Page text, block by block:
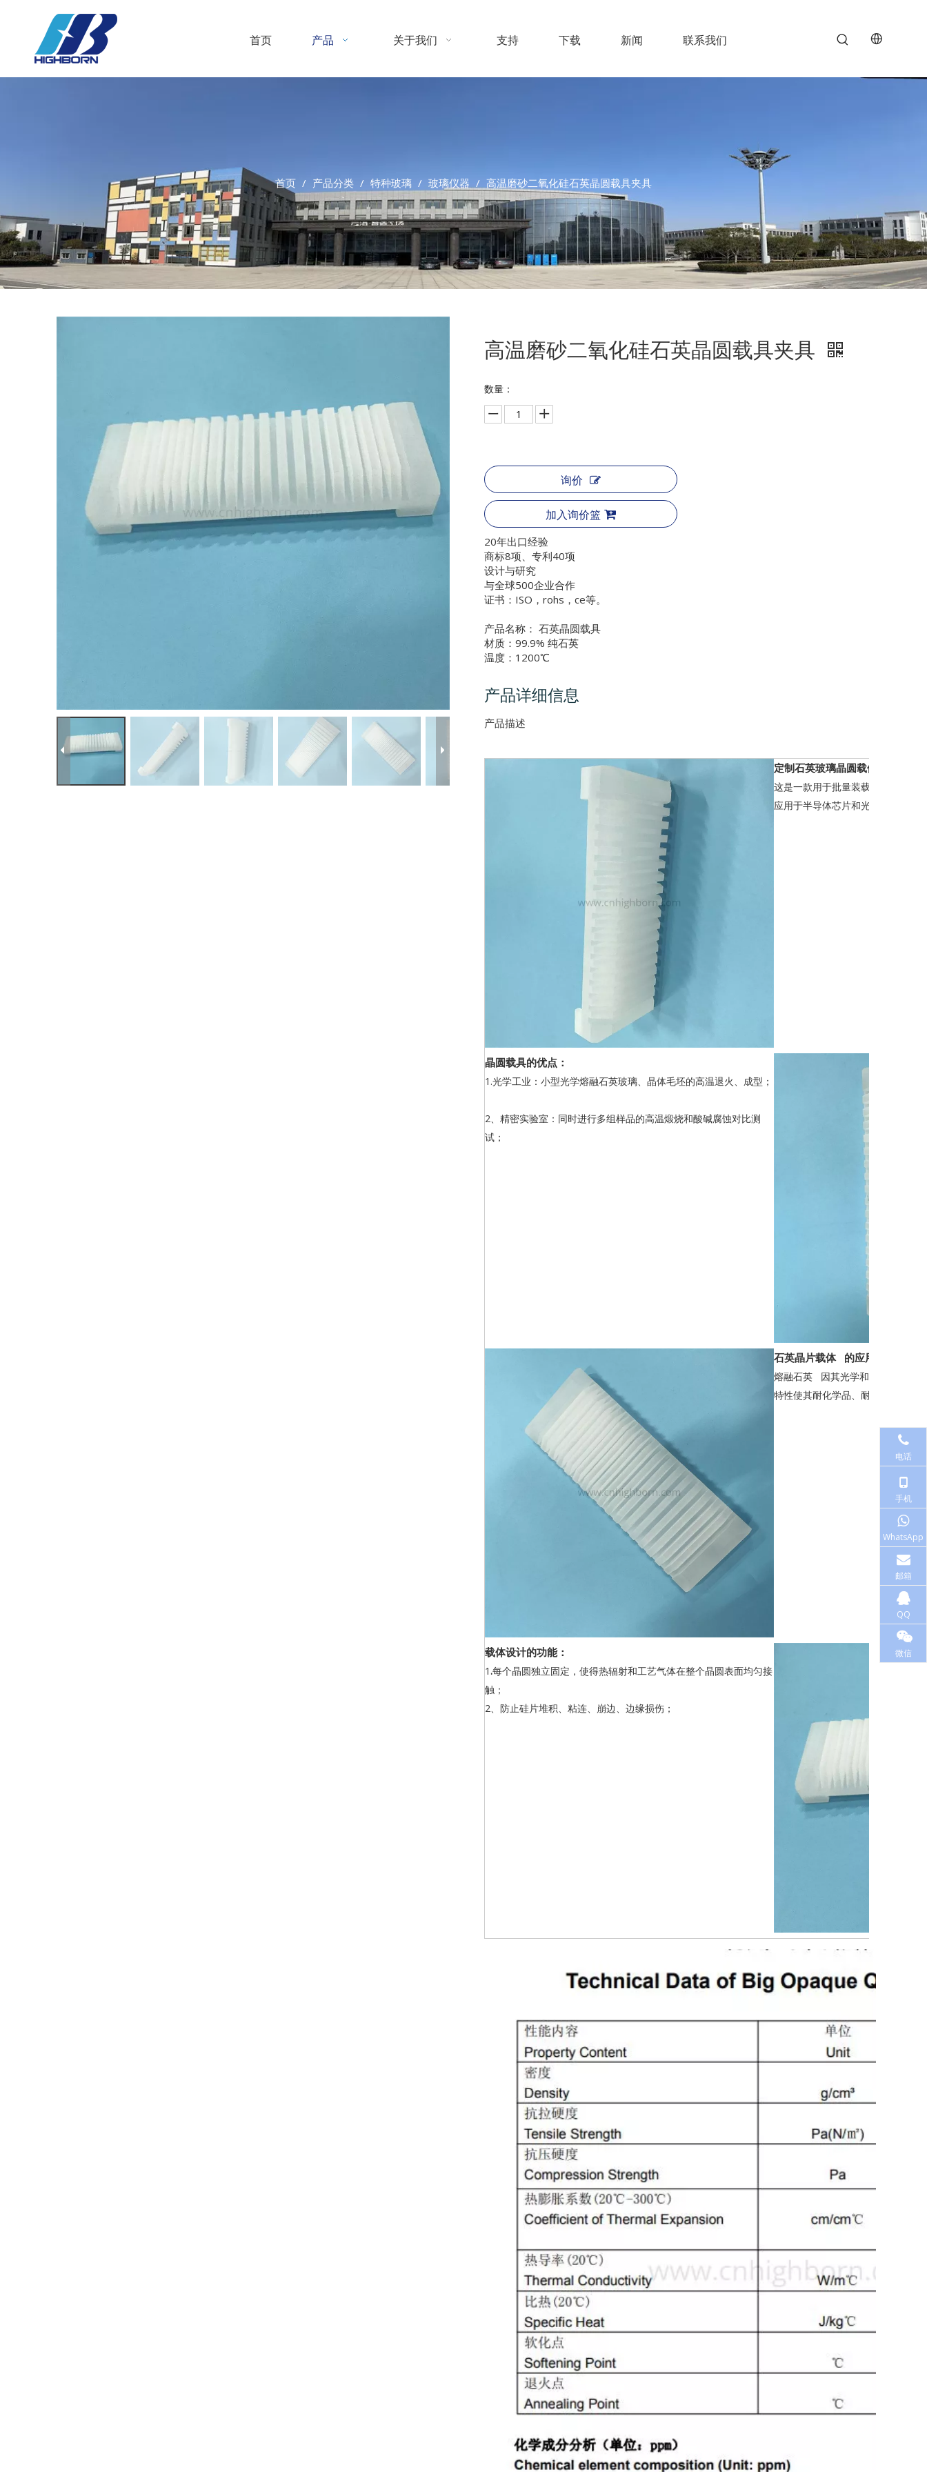
首页 产品 关于我们 支持 下载 新闻 联系我们
首页 / 产品分类 / 特种玻璃 / 玻璃仪器 / 高温磨砂二氧化硅石英晶圆载具夹具
高温磨砂二氧化硅石英晶圆载具夹具
数量：
询价
加入询价篮
20年出口经验
商标8项、专利40项
设计与研究
与全球500企业合作
证书：ISO，rohs，ce等。
产品名称： 石英晶圆载具
材质：99.9% 纯石英
温度：1200℃
产品详细信息
产品描述
定制石英玻璃晶圆载体：
这是一款用于批量装载硅片和半导
应用于半导体芯片和光伏电池的高
晶圆载具的优点：
1.光学工业：小型光学熔融石英玻璃、晶体毛坯的高温退火、成型；
2、精密实验室：同时进行多组样品的高温煅烧和酸碱腐蚀对比测
试；
石英晶片载体 的应用：
熔融石英 因其光学和机械特性而
特性使其耐化学品、耐高温和热冲
载体设计的功能：
1.每个晶圆独立固定，使得热辐射和工艺气体在整个晶圆表面均匀接
触；
2、防止硅片堆积、粘连、崩边、边缘损伤；
电话
手机
WhatsApp
邮箱
QQ
微信